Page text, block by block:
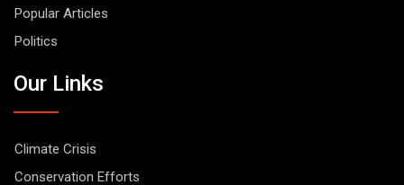
Popular Articles
Politics
Our Links
Climate Crisis
Conservation Efforts